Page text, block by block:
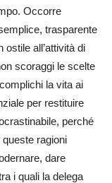
Occorre
trasparente
all’attività di
scoraggi le scelte
la vita ai
per restituire
perché
ragioni
dare
i quali la delega